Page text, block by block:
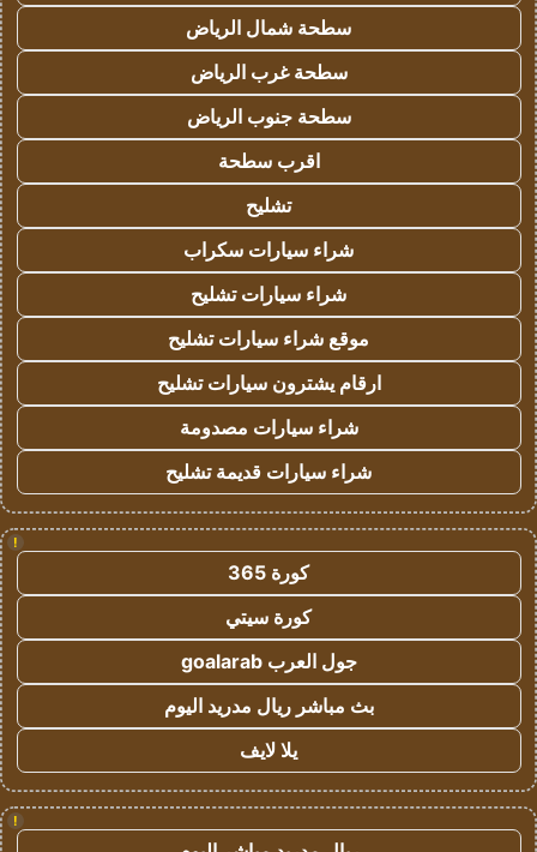
سطحة شمال الرياض
سطحة غرب الرياض
سطحة جنوب الرياض
اقرب سطحة
تشليح
شراء سيارات سكراب
شراء سيارات تشليح
موقع شراء سيارات تشليح
ارقام يشترون سيارات تشليح
شراء سيارات مصدومة
شراء سيارات قديمة تشليح
!
كورة 365
كورة سيتي
جول العرب goalarab
بث مباشر ريال مدريد اليوم
يلا لايف
!